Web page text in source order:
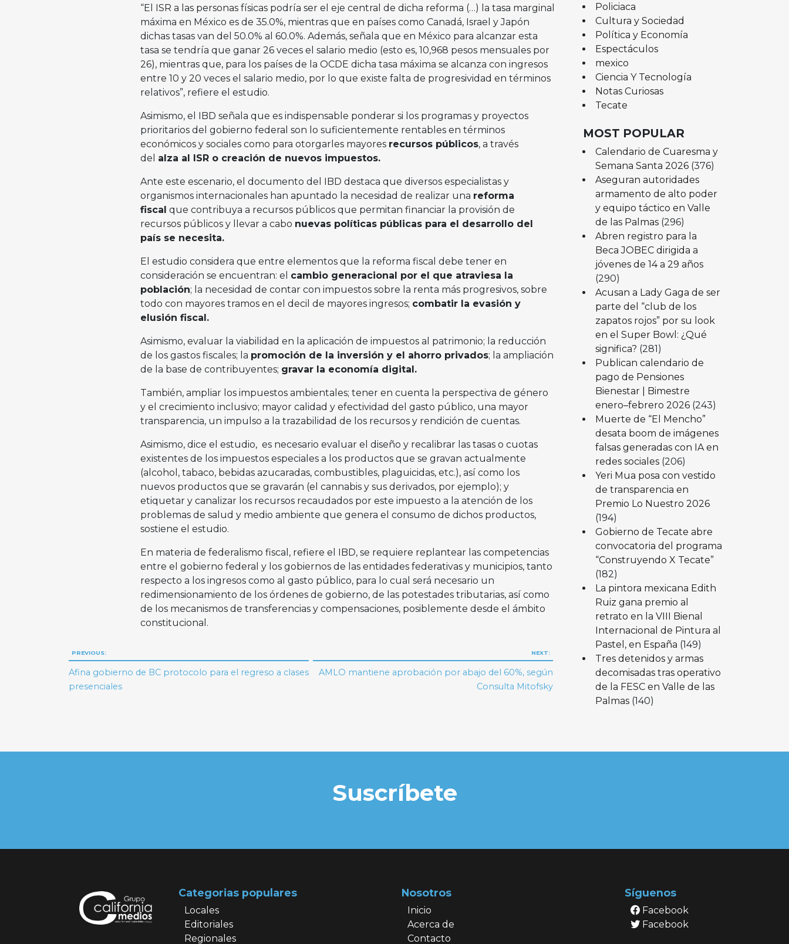
“El ISR a las personas físicas podría ser el eje central de dicha reforma (…) la tasa marginal
máxima en México es de 35.0%, mientras que en países como Canadá, Israel y Japón
dichas tasas van del 50.0% al 60.0%. Además, señala que en México para alcanzar esta
tasa se tendría que ganar 26 veces el salario medio (esto es, 10,968 pesos mensuales por
26), mientras que, para los países de la OCDE dicha tasa máxima se alcanza con ingresos
entre 10 y 20 veces el salario medio, por lo que existe falta de progresividad en términos
relativos”, refiere el estudio.
Asimismo, el IBD señala que es indispensable ponderar si los programas y proyectos
prioritarios del gobierno federal son lo suficientemente rentables en términos
económicos y sociales como para otorgarles mayores recursos públicos, a través
del alza al ISR o creación de nuevos impuestos.
Ante este escenario, el documento del IBD destaca que diversos especialistas y
organismos internacionales han apuntado la necesidad de realizar una reforma
fiscal que contribuya a recursos públicos que permitan financiar la provisión de
recursos públicos y llevar a cabo nuevas políticas públicas para el desarrollo del
país se necesita.
El estudio considera que entre elementos que la reforma fiscal debe tener en
consideración se encuentran: el cambio generacional por el que atraviesa la
población; la necesidad de contar con impuestos sobre la renta más progresivos, sobre
todo con mayores tramos en el decil de mayores ingresos; combatir la evasión y
elusión fiscal.
Asimismo, evaluar la viabilidad en la aplicación de impuestos al patrimonio; la reducción
de los gastos fiscales; la promoción de la inversión y el ahorro privados; la ampliación
de la base de contribuyentes; gravar la economía digital.
También, ampliar los impuestos ambientales; tener en cuenta la perspectiva de género
y el crecimiento inclusivo; mayor calidad y efectividad del gasto público, una mayor
transparencia, un impulso a la trazabilidad de los recursos y rendición de cuentas.
Asimismo, dice el estudio, es necesario evaluar el diseño y recalibrar las tasas o cuotas
existentes de los impuestos especiales a los productos que se gravan actualmente
(alcohol, tabaco, bebidas azucaradas, combustibles, plaguicidas, etc.), así como los
nuevos productos que se gravarán (el cannabis y sus derivados, por ejemplo); y
etiquetar y canalizar los recursos recaudados por este impuesto a la atención de los
problemas de salud y medio ambiente que genera el consumo de dichos productos,
sostiene el estudio.
En materia de federalismo fiscal, refiere el IBD, se requiere replantear las competencias
entre el gobierno federal y los gobiernos de las entidades federativas y municipios, tanto
respecto a los ingresos como al gasto público, para lo cual será necesario un
redimensionamiento de los órdenes de gobierno, de las potestades tributarias, así como
de los mecanismos de transferencias y compensaciones, posiblemente desde el ámbito
constitucional.
Navegación
de
PREVIOUS:
Afina gobierno de BC protocolo para el regreso a clases
presenciales
NEXT:
AMLO mantiene aprobación por abajo del 60%, según
Consulta Mitofsky
Policiaca
Cultura y Sociedad
Política y Economía
Espectáculos
mexico
Ciencia Y Tecnología
Notas Curiosas
Tecate
MOST POPULAR
Calendario de Cuaresma y
Semana Santa 2026 (376)
Aseguran autoridades
armamento de alto poder
y equipo táctico en Valle
de las Palmas (296)
Abren registro para la
Beca JOBEC dirigida a
jóvenes de 14 a 29 años
(290)
Acusan a Lady Gaga de ser
parte del “club de los
zapatos rojos” por su look
en el Super Bowl: ¿Qué
significa? (281)
Publican calendario de
pago de Pensiones
Bienestar | Bimestre
enero–febrero 2026 (243)
Muerte de “El Mencho”
desata boom de imágenes
falsas generadas con IA en
redes sociales (206)
Yeri Mua posa con vestido
de transparencia en
Premio Lo Nuestro 2026
(194)
Gobierno de Tecate abre
convocatoria del programa
“Construyendo X Tecate”
(182)
La pintora mexicana Edith
Ruiz gana premio al
retrato en la VIII Bienal
Internacional de Pintura al
Pastel, en España (149)
Tres detenidos y armas
decomisadas tras operativo
de la FESC en Valle de las
Palmas (140)
Suscríbete
Categorias populares
Locales
Editoriales
Regionales
Nosotros
Inicio
Acerca de
Contacto
Síguenos
Facebook
Facebook